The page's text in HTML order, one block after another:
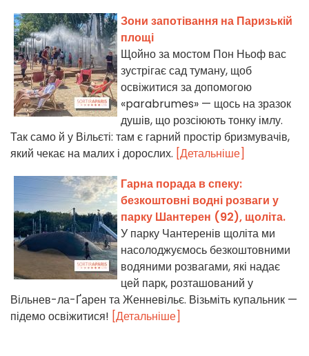
Зони запотівання на Паризькій
площі
Щойно за мостом Пон Ньоф вас
зустрігає сад туману, щоб
освіжитися за допомогою
«parabrumes» — щось на зразок
душів, що розсіюють тонку імлу.
Так само й у Вільєті: там є гарний простір бризмувачів,
який чекає на малих і дорослих. [Детальніше]
Гарна порада в спеку:
безкоштовні водні розваги у
парку Шантерен (92), щоліта.
У парку Чантеренів щоліта ми
насолоджуємось безкоштовними
водяними розвагами, які надає
цей парк, розташований у
Вільнев-ла-Ґарен та Женневільє. Візьміть купальник —
підемо освіжитися! [Детальніше]